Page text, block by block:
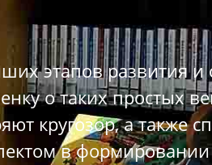
этапов развития и
о таких простых
кругозор, а также
в формировании